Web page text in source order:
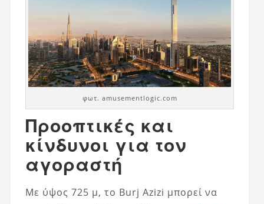
φωτ. amusementlogic.com
Προοπτικές και
κίνδυνοι για τον
αγοραστή
Με ύψος 725 μ, το Burj Azizi μπορεί να